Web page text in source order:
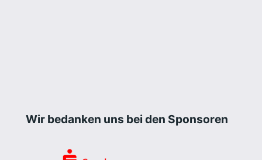
Wir bedanken uns bei den Sponsoren